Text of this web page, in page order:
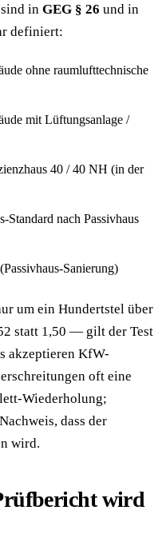
in GEG § 26 und in
definiert:
ohne raumlufttechnische
mit Lüftungsanlage /
40 / 40 NH (in der
Standard nach Passivhaus
Sanierung)
um ein Hundertstel über
statt 1,50 — gilt der Test
akzeptieren KfW-
oft eine
Wiederholung;
dass der
wird.
wird